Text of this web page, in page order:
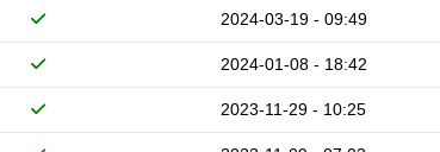
2024-03-19 - 09:49
2024-01-08 - 18:42
2023-11-29 - 10:25